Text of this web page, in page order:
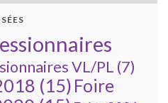
VL/PL (7)
(15) Foire